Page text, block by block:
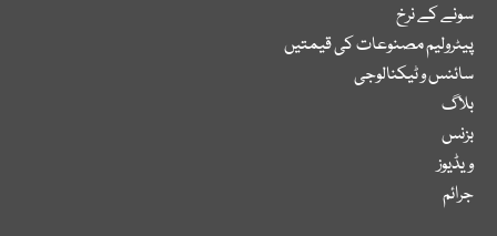
سونے کے نرخ
پیٹرولیم مصنوعات کی قیمتیں
سائنس و ٹیکنالوجی
بلاگ
بزنس
ویڈیوز
جرائم